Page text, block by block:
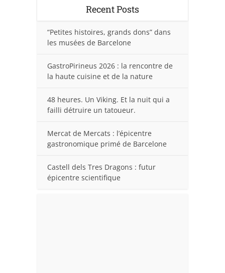
Recent Posts
“Petites histoires, grands dons” dans
les musées de Barcelone
GastroPirineus 2026 : la rencontre de
la haute cuisine et de la nature
48 heures. Un Viking. Et la nuit qui a
failli détruire un tatoueur.
Mercat de Mercats : l’épicentre
gastronomique primé de Barcelone
Castell dels Tres Dragons : futur
épicentre scientifique